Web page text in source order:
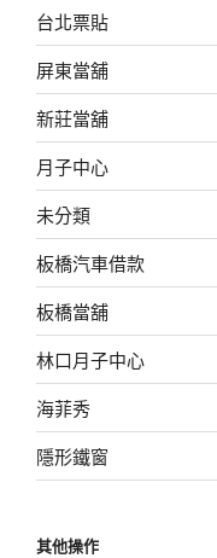
台北票貼
屏東當舖
新莊當舖
月子中心
未分類
板橋汽車借款
板橋當舖
林口月子中心
海菲秀
隱形鐵窗
其他操作